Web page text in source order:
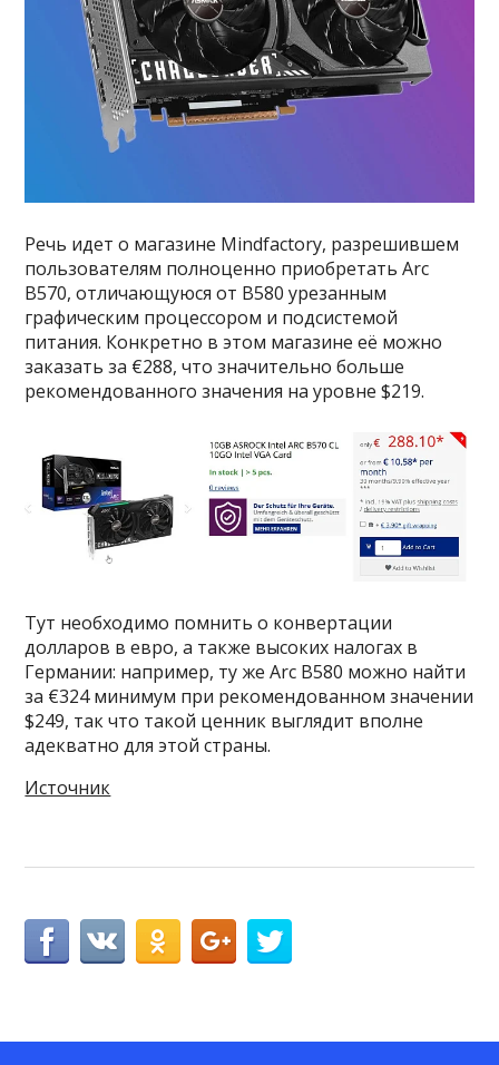
Речь идет о магазине Mindfactory, разрешившем
пользователям полноценно приобретать Arc
B570, отличающуюся от B580 урезанным
графическим процессором и подсистемой
питания. Конкретно в этом магазине её можно
заказать за €288, что значительно больше
рекомендованного значения на уровне $219.
Тут необходимо помнить о конвертации
долларов в евро, а также высоких налогах в
Германии: например, ту же Arc B580 можно найти
за €324 минимум при рекомендованном значении
$249, так что такой ценник выглядит вполне
адекватно для этой страны.
Источник